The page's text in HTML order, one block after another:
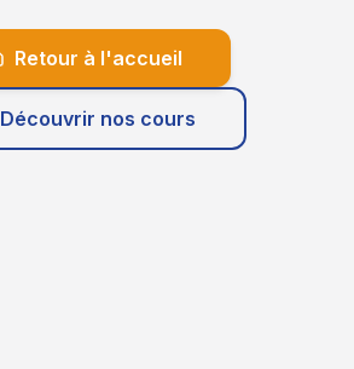
Retour à l'accueil
Découvrir nos cours